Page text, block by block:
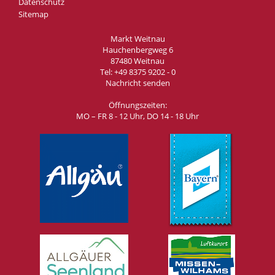
Sitemap
Markt Weitnau
Hauchenbergweg 6
87480 Weitnau
Tel:+49 8375 9202 - 0
Nachricht senden
Öffnungszeiten:
MO – FR 8 - 12 Uhr, DO 14 - 18 Uhr